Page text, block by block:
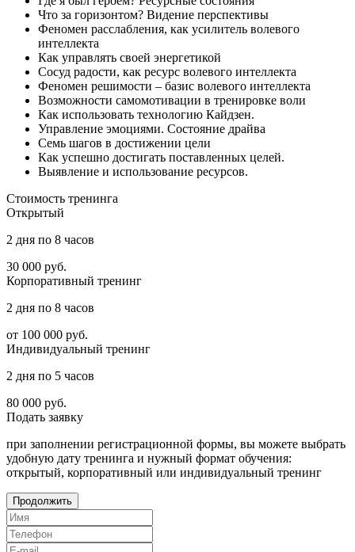
Что за горизонтом? Видение перспективы
Феномен расслабления, как усилитель волевого
интеллекта
Как управлять своей энергетикой
Сосуд радости, как ресурс волевого интеллекта
Феномен решимости – базис волевого интеллекта
Возможности самомотивации в тренировке воли
Как использовать технологию Кайдзен.
Управление эмоциями. Состояние драйва
Семь шагов в достижении цели
Как успешно достигать поставленных целей.
Выявление и использование ресурсов.
Стоимость тренинга
Открытый
2 дня по 8 часов
30 000 руб.
Корпоративный тренинг
2 дня по 8 часов
от 100 000 руб.
Индивидуальный тренинг
2 дня по 5 часов
80 000 руб.
Подать заявку
при заполнении регистрационной формы, вы можете выбрать
удобную дату тренинга и нужный формат обучения:
открытый, корпоративный или индивидуальный тренинг
Продолжить